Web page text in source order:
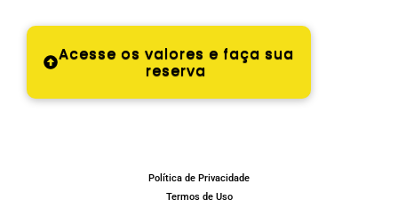
Acesse os valores e faça sua
reserva
Política de Privacidade
Termos de Uso